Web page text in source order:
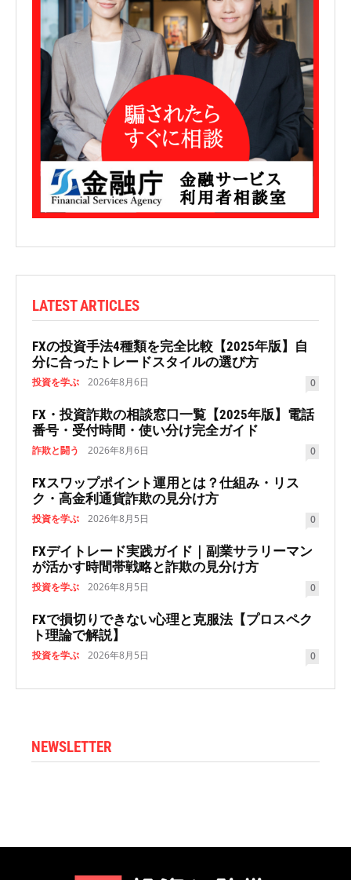
LATEST ARTICLES
FXの投資手法4種類を完全比較【2025年版】自
分に合ったトレードスタイルの選び方
投資を学ぶ 2026年8月6日 0
FX・投資詐欺の相談窓口一覧【2025年版】電話
番号・受付時間・使い分け完全ガイド
詐欺と闘う 2026年8月6日 0
FXスワップポイント運用とは？仕組み・リス
ク・高金利通貨詐欺の見分け方
投資を学ぶ 2026年8月5日 0
FXデイトレード実践ガイド｜副業サラリーマン
が活かす時間帯戦略と詐欺の見分け方
投資を学ぶ 2026年8月5日 0
FXで損切りできない心理と克服法【プロスペク
ト理論で解説】
投資を学ぶ 2026年8月5日 0
NEWSLETTER